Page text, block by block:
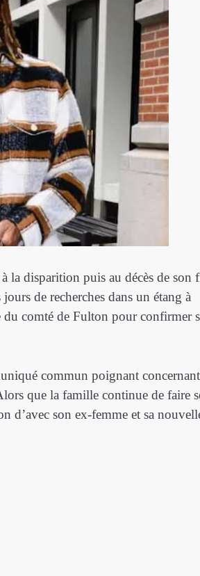
la disparition puis au décès de son
de recherches dans un étang à
du comté de Fulton pour confirmer
commun poignant
que la famille continue de faire
d’avec son ex-femme et sa